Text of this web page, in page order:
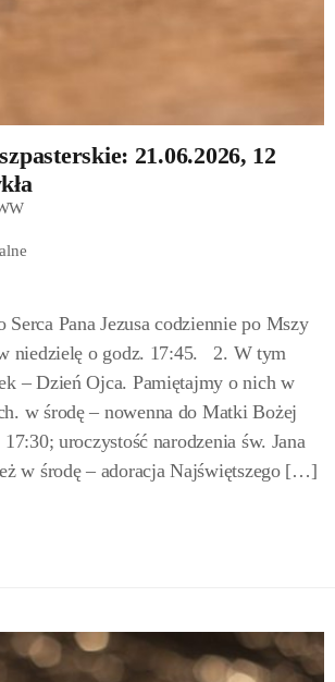
21.06.2026, 12
Serca Pana Jezusa codziennie po Mszy
niedzielę o godz. 17:45. 2. W tym
– Dzień Ojca. Pamiętajmy o nich w
w środę – nowenna do Matki Bożej
uroczystość narodzenia św. Jana
w środę – adoracja Najświętszego […]